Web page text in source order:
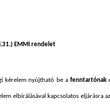
EMMI rendelet
kérelem nyújtható be a fenntartónak
elbírálásával kapcsolatos